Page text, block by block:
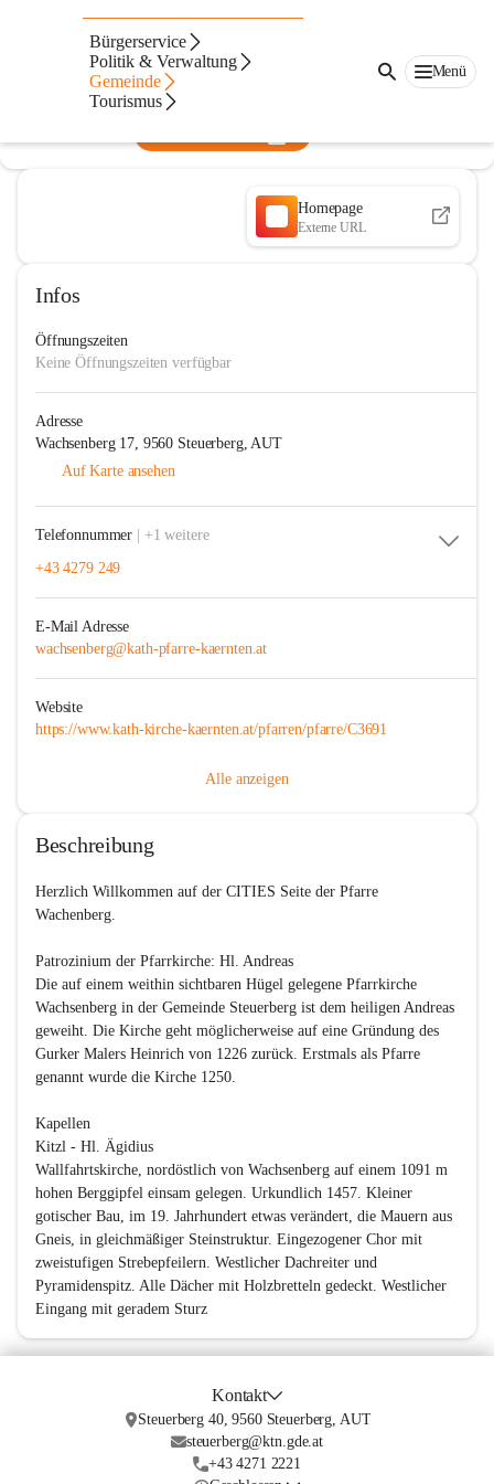
Bürgerservice
Politik & Verwaltung
Gemeinde
Tourismus
Menü
Pfarre Wachsenberg
@pfarre-wachsenberg
Pfarre
Homepage
Externe URL
Infos
Öffnungszeiten
Keine Öffnungszeiten verfügbar
Adresse
Wachsenberg 17, 9560 Steuerberg, AUT
Auf Karte ansehen
Telefonnummer | +1 weitere
+43 4279 249
E-Mail Adresse
wachsenberg@kath-pfarre-kaernten.at
Website
https://www.kath-kirche-kaernten.at/pfarren/pfarre/C3691
Alle anzeigen
Beschreibung
Herzlich Willkommen auf der CITIES Seite der Pfarre
Wachenberg.
Patrozinium der Pfarrkirche: Hl. Andreas
Die auf einem weithin sichtbaren Hügel gelegene Pfarrkirche
Wachsenberg in der Gemeinde Steuerberg ist dem heiligen Andreas
geweiht. Die Kirche geht möglicherweise auf eine Gründung des
Gurker Malers Heinrich von 1226 zurück. Erstmals als Pfarre
genannt wurde die Kirche 1250.
Kapellen
Kitzl - Hl. Ägidius
Wallfahrtskirche, nordöstlich von Wachsenberg auf einem 1091 m
hohen Berggipfel einsam gelegen. Urkundlich 1457. Kleiner
gotischer Bau, im 19. Jahrhundert etwas verändert, die Mauern aus
Gneis, in gleichmäßiger Steinstruktur. Eingezogener Chor mit
zweistufigen Strebepfeilern. Westlicher Dachreiter und
Pyramidenspitz. Alle Dächer mit Holzbretteln gedeckt. Westlicher
Eingang mit geradem Sturz
Kontakt
Steuerberg 40, 9560 Steuerberg, AUT
steuerberg@ktn.gde.at
+43 4271 2221